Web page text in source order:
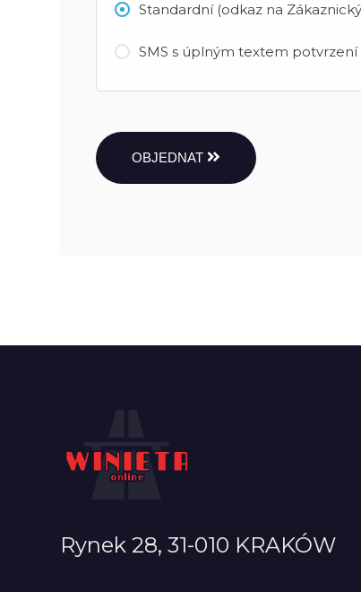
Standardní (odkaz na
SMS s úplným textem
OBJEDNAT
Rynek 28, 31-010 KRAKÓW